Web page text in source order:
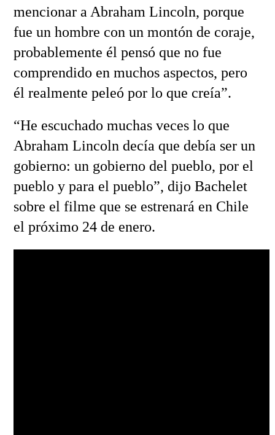
mencionar a Abraham Lincoln, porque
fue un hombre con un montón de coraje,
probablemente él pensó que no fue
comprendido en muchos aspectos, pero
él realmente peleó por lo que creía”.
“He escuchado muchas veces lo que
Abraham Lincoln decía que debía ser un
gobierno: un gobierno del pueblo, por el
pueblo y para el pueblo”, dijo Bachelet
sobre el filme que se estrenará en Chile
el próximo 24 de enero.